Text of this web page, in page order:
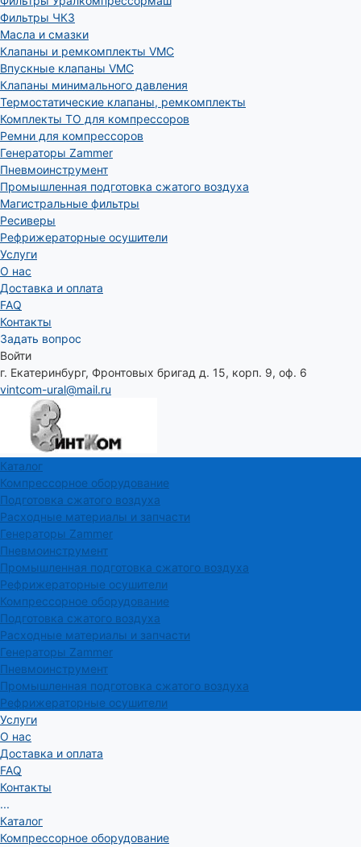
Фильтры ЧКЗ
Масла и смазки
Клапаны и ремкомплекты VMC
Впускные клапаны VMC
Клапаны минимального давления
Термостатические клапаны, ремкомплекты
Комплекты ТО для компрессоров
Ремни для компрессоров
Генераторы Zammer
Пневмоинструмент
Промышленная подготовка сжатого воздуха
Магистральные фильтры
Ресиверы
Рефрижераторные осушители
Услуги
О нас
Доставка и оплата
FAQ
Контакты
Задать вопрос
Войти
г. Екатеринбург, Фронтовых бригад д. 15, корп. 9, оф. 6
vintcom-ural@mail.ru
Каталог
Компрессорное оборудование
Подготовка сжатого воздуха
Расходные материалы и запчасти
Генераторы Zammer
Пневмоинструмент
Промышленная подготовка сжатого воздуха
Рефрижераторные осушители
Компрессорное оборудование
Подготовка сжатого воздуха
Расходные материалы и запчасти
Генераторы Zammer
Пневмоинструмент
Промышленная подготовка сжатого воздуха
Рефрижераторные осушители
Услуги
О нас
Доставка и оплата
FAQ
Контакты
...
Каталог
Компрессорное оборудование